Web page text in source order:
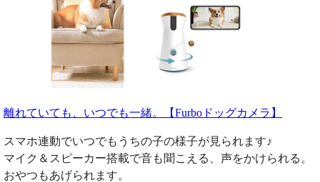
離れていても、いつでも一緒。【Furboドッグカメラ】
スマホ連動でいつでもうちの子の様子が見られます♪
マイク＆スピーカー搭載で音も聞こえる、声をかけられる。
おやつもあげられます。